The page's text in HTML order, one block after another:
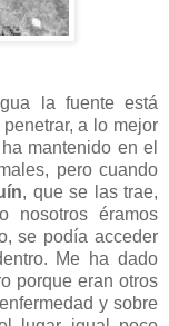
la fuente está
a lo mejor
mantenido en el
pero cuando
, que se las trae,
nosotros éramos
se podía acceder
Me ha dado
porque eran otros
y sobre